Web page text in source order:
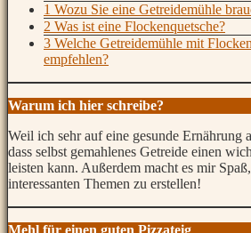
1 Wozu Sie eine Getreidemühle
2 Was ist eine Flockenquetsche?
3 Welche Getreidemühle mit
empfehlen?
Warum ich hier schreibe?
Weil ich sehr auf eine gesunde Ernährung
dass selbst gemahlenes Getreide einen
leisten kann. Außerdem macht es mir
interessanten Themen zu erstellen!
Mehl für einen guten Pizzateig